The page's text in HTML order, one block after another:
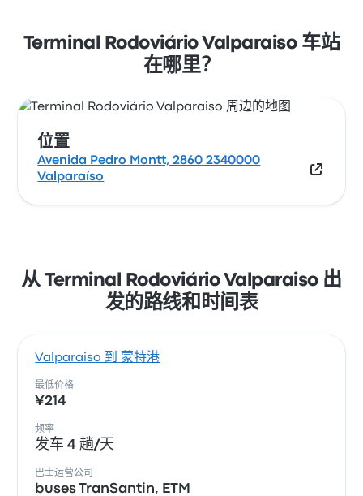
Valparaíso。在地图上查看 Valparaiso 的这个
Terminal Rodoviário Valparaiso 车站
在哪里？
位置
Avenida Pedro Montt, 2860 2340000
Valparaíso
从 Terminal Rodoviário Valparaiso 出
发的路线和时间表
Valparaiso 到 蒙特港
最低价格
¥214
频率
发车 4 趟/天
巴士运营公司
buses TranSantin, ETM